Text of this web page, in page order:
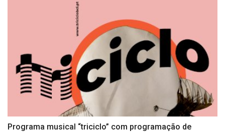
Programa musical “triciclo” com programação de